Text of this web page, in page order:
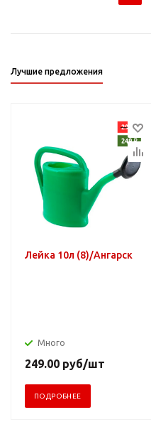
Лучшие предложения
Лейка 10л (8)/Ангарск
Много
249.00 руб/шт
ПОДРОБНЕЕ